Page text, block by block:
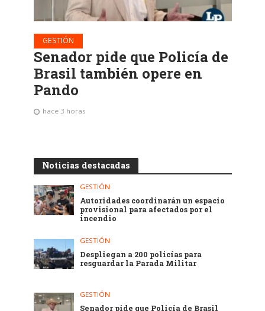
GESTIÓN
Senador pide que Policía de
Brasil también opere en
Pando
hace 3 horas
Noticias destacadas
GESTIÓN
Autoridades coordinarán un espacio
provisional para afectados por el
incendio
GESTIÓN
Despliegan a 200 policías para
resguardar la Parada Militar
GESTIÓN
Senador pide que Policía de Brasil